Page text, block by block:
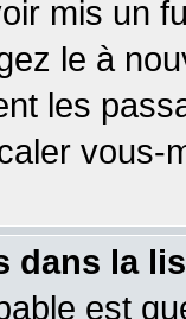
mis un
le à
les
vous-
dans la
est